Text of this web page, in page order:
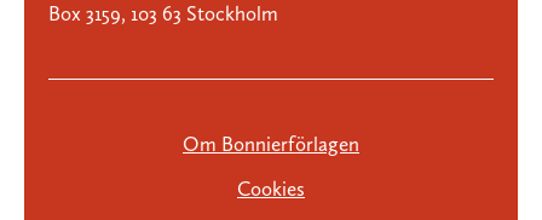
Box 3159, 103 63 Stockholm
Om Bonnierförlagen
Cookies